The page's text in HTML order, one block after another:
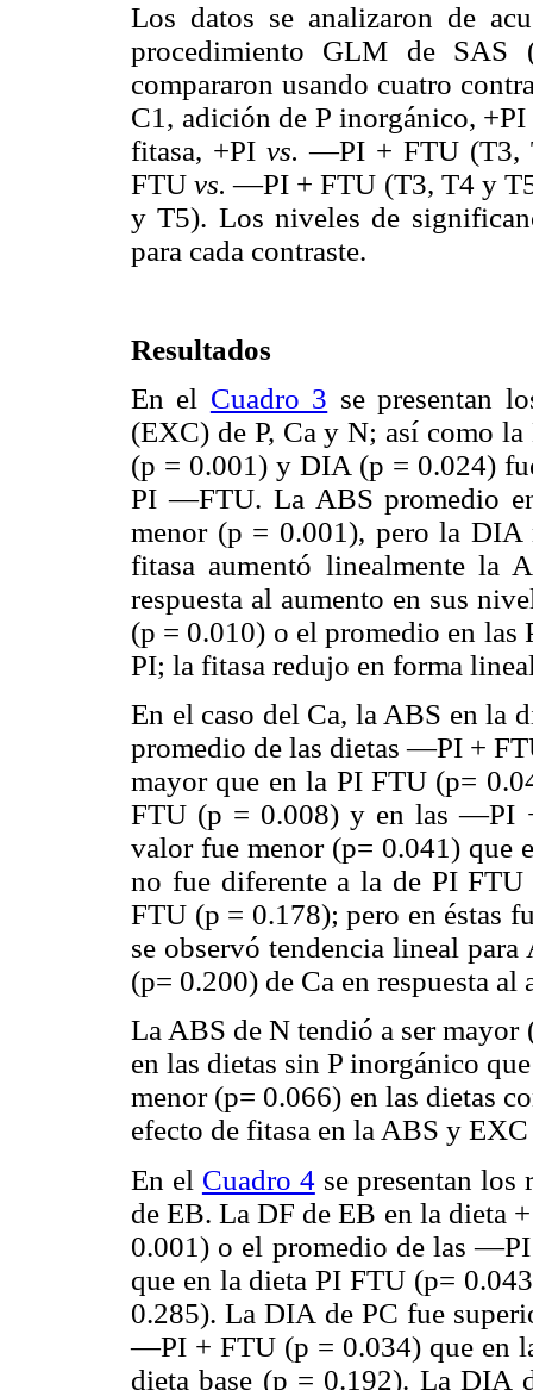
Los datos se analizaron de
procedimiento GLM de SAS
compararon usando cuatro
C1, adición de P inorgánico,
fitasa, +PIvs. —PI + FTU (T3,
FTUvs. —PI + FTU (T3, T4 y
y T5). Los niveles de
para cada contraste.
Resultados
En el Cuadro 3 se presentan
(EXC) de P, Ca y N; así como
(p = 0.001) y DIA (p = 0.024)
PI —FTU. La ABS promedio
menor (p = 0.001), pero la
fitasa aumentó linealmente
respuesta al aumento en sus
(p = 0.010) o el promedio en
PI; la fitasa redujo en forma
En el caso del Ca, la ABS en la
promedio de las dietas —PI +
mayor que en la PI FTU (p=
FTU (p = 0.008) y en las —PI
valor fue menor (p= 0.041)
no fue diferente a la de PI
FTU (p = 0.178); pero en éstas
se observó tendencia lineal
(p= 0.200) de Ca en respuesta al
La ABS de N tendió a ser
en las dietas sin P inorgánico
menor (p= 0.066) en las dietas
efecto de fitasa en la ABS y
En el Cuadro 4se presentan los
de EB. La DF de EB en la
0.001) o el promedio de las
que en la dieta PI FTU (p=
0.285). La DIA de PC fue
—PI + FTU (p = 0.034) que en
dieta base (p = 0.192). La DIA